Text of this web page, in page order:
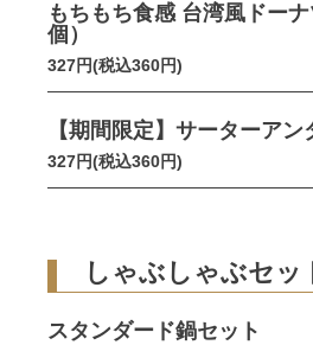
もちもち食感 台湾風ドー
個）
327円(税込360円)
【期間限定】サーターアン
327円(税込360円)
しゃぶしゃぶセッ
スタンダード鍋セット